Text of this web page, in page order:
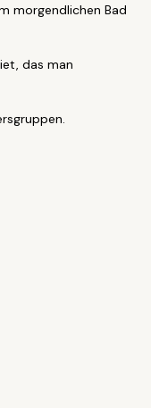
morgendlichen Bad
das man